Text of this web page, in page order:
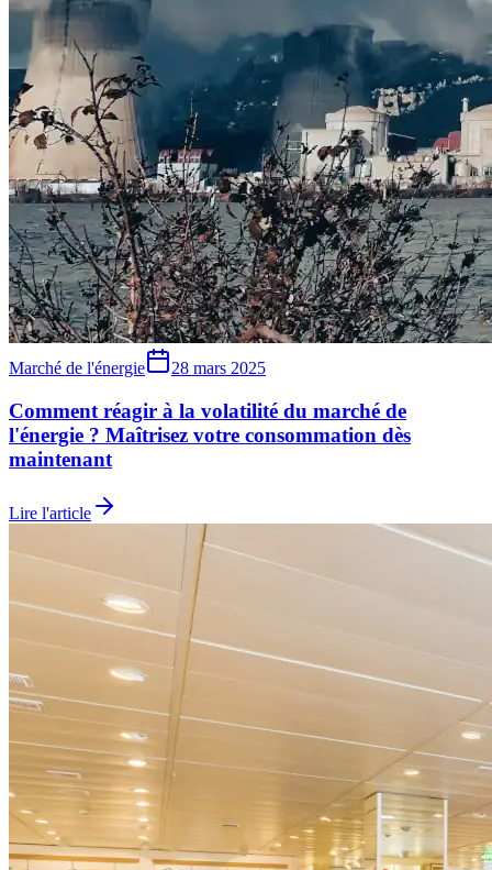
Marché de l'énergie 28 mars 2025
Comment réagir à la volatilité du marché de
l'énergie ? Maîtrisez votre consommation dès
maintenant
Lire l'article